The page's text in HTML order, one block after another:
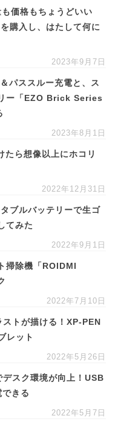
価格もちょうどいい
購入し、はたして何に
2023年9月7日
パススルー充電と、ス
ー「EZO Brick Series
2023年8月1日
たら想像以上にホコリ
2022年12月31日
ブルバッテリーで生ゴ
てみた
2022年9月1日
掃除機「ROIDMI
2022年7月10日
トが描ける！XP-PEN
レット
2022年5月26日
スク環境が向上！USB
きる
2022年5月7日